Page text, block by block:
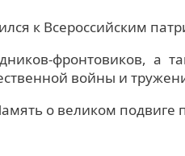
к Всероссийским
фронтовиков, а
войны и
о великом